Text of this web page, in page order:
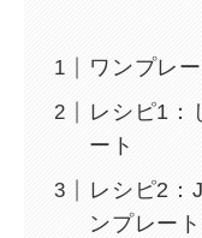
ワンプレ
レシピ1：
ート
レシピ2：
ンプレート